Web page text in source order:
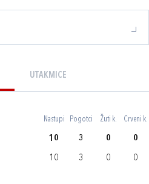
UTAKMICE
Nastupi Pogotci Žuti k. Crveni k.
10 3 0 0
10 3 0 0